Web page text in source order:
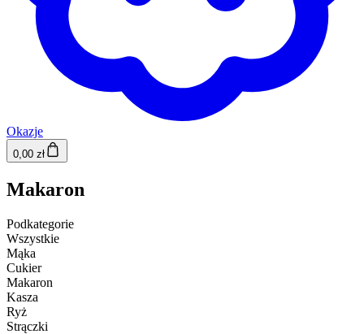
Okazje
0,00 zł
Makaron
Podkategorie
Wszystkie
Mąka
Cukier
Makaron
Kasza
Ryż
Strączki